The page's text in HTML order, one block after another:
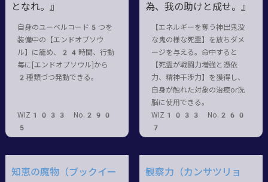
となれ。』
自身のユーベルコード5つを
装備中の【エンドオブソウ
ル】に籠め、24時間、行動
毎に[エンドオブソウル]から
2種類づつ発動できる。
WIZ1033 No.290
5
為、我の助けと成せ。』
【エネルギーを奪う神出鬼没
な鬼の様な死霊】を放ちダメ
ージを与える。命中すると
【死霊が戦闘力増強と憑依
力、精神干渉力】を獲得し、
自身が触れた対象の治癒or洗
脳に使用できる。
WIZ1033 No.260
7
知恵の魔物（ブックイー
観察力（カンサツリョ